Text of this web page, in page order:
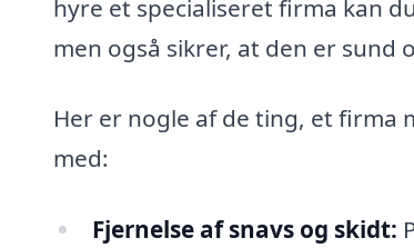
hyre et specialiseret firma kan
men også sikrer, at den er sund
Her er nogle af de ting, et firma
med:
Fjernelse af snavs og skidt: